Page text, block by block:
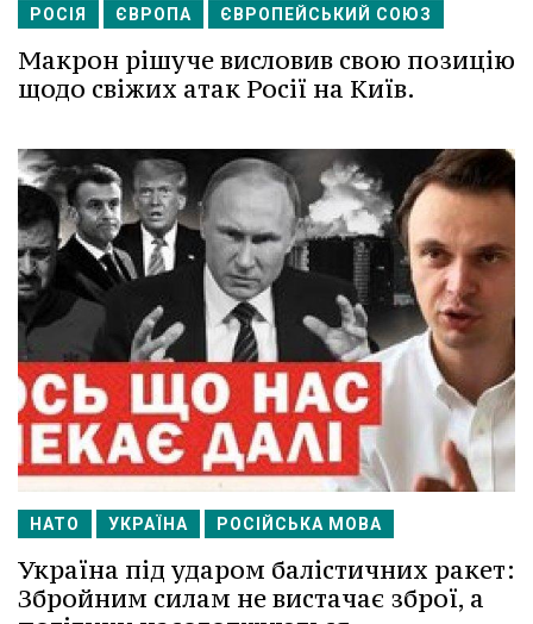
РОСІЯ ЄВРОПА ЄВРОПЕЙСЬКИЙ СОЮЗ
Макрон рішуче висловив свою позицію
щодо свіжих атак Росії на Київ.
НАТО УКРАЇНА РОСІЙСЬКА МОВА
Україна під ударом балістичних ракет:
Збройним силам не вистачає зброї, а